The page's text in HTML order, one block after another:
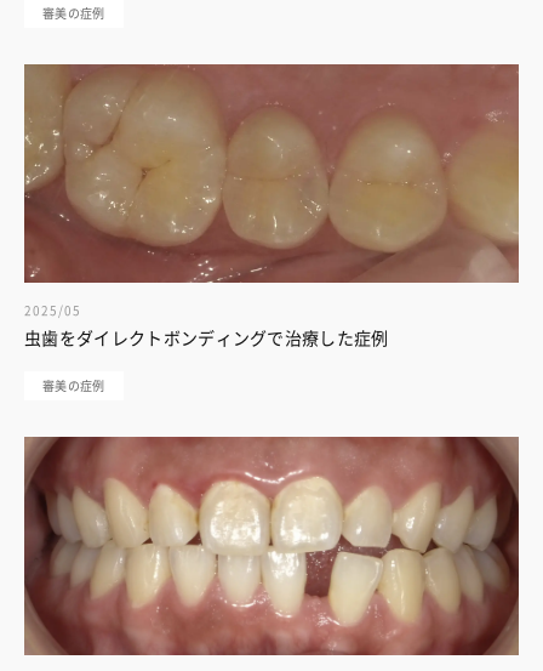
審美の症例
2025/05
虫歯をダイレクトボンディングで治療した症例
審美の症例